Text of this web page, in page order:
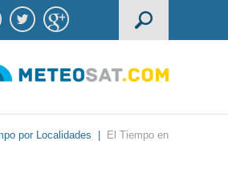
por Localidades
El Tiempo en